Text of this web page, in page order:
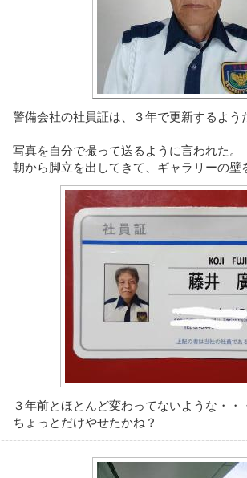
警備会社の社員証は、３年で更新するよう
写真を自分で撮って送るように言われた。
朝から脚立を出してきて、ギャラリーの壁
３年前とほとんど変わってないような・・
ちょっとだけやせたかね？